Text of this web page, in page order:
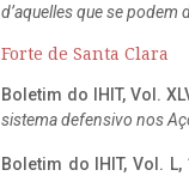
d’aquelles que se podem
Forte de Santa Clara
Boletim do IHIT, Vol.
sistema defensivo nos
Boletim do IHIT, Vol. L,